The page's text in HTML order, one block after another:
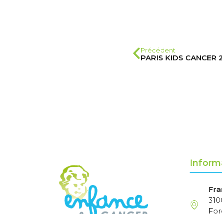
Précédent
PARIS KIDS CANCER